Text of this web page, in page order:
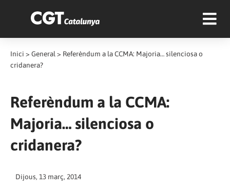
Inici > General > Referèndum a la CCMA: Majoria… silenciosa o
cridanera?
Referèndum a la CCMA:
Majoria… silenciosa o
cridanera?
Dijous, 13 març, 2014